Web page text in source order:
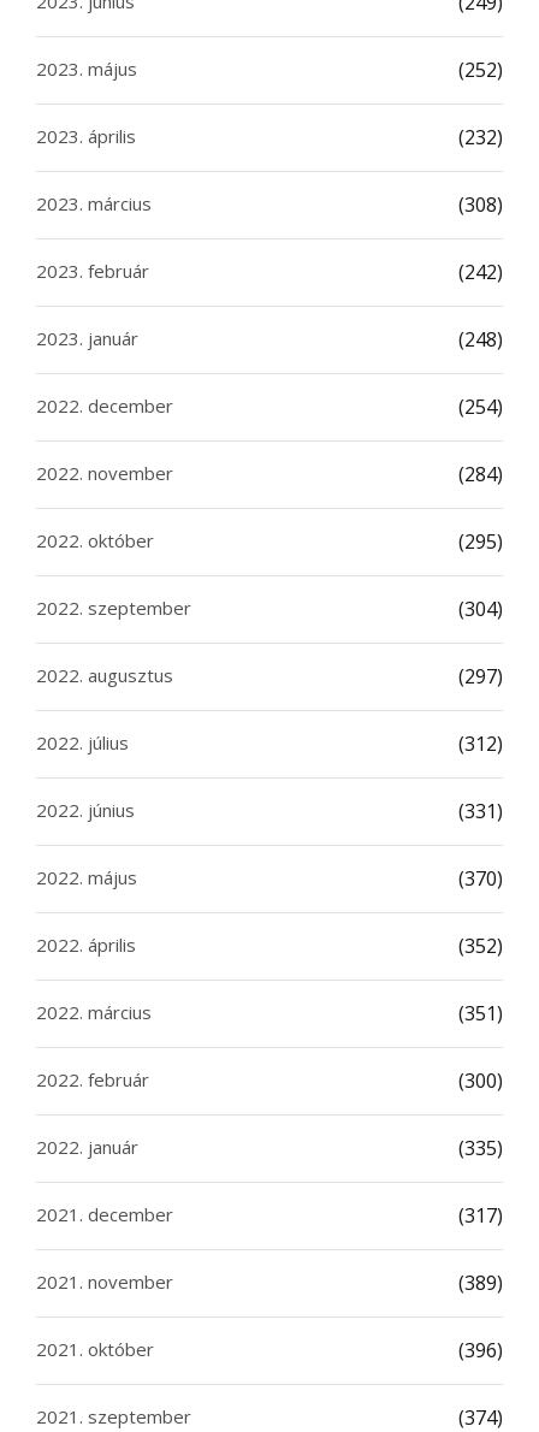
2023. május (252)
2023. április (232)
2023. március (308)
2023. február (242)
2023. január (248)
2022. december (254)
2022. november (284)
2022. október (295)
2022. szeptember (304)
2022. augusztus (297)
2022. július (312)
2022. június (331)
2022. május (370)
2022. április (352)
2022. március (351)
2022. február (300)
2022. január (335)
2021. december (317)
2021. november (389)
2021. október (396)
2021. szeptember (374)